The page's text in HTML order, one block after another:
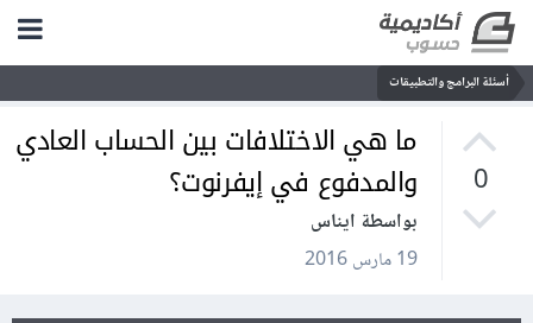
أسئلة البرامج والتطبيقات
0
ما هي الاختلافات بين الحساب العادي
والمدفوع في إيفرنوت؟
بواسطة ايناس
19 مارس 2016